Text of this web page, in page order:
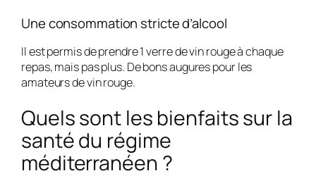
Une consommation stricte d’alcool
Il est permis de prendre 1 verre de vin rouge à chaque
repas, mais pas plus. De bons augures pour les
amateurs de vin rouge.
Quels sont les bienfaits sur la
santé du régime
méditerranéen ?